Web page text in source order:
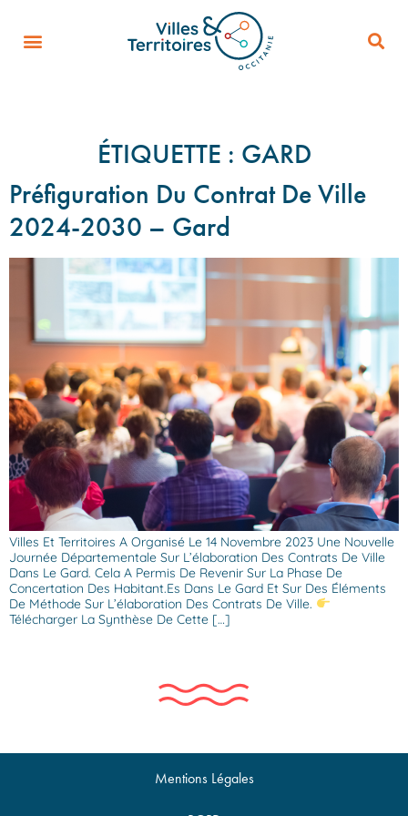
ÉTIQUETTE : GARD
Préfiguration Du Contrat De Ville
2024-2030 – Gard
Villes Et Territoires A Organisé Le 14 Novembre 2023 Une Nouvelle
Journée Départementale Sur L’élaboration Des Contrats De Ville
Dans Le Gard. Cela A Permis De Revenir Sur La Phase De
Concertation Des Habitant.es Dans Le Gard Et Sur Des Éléments
De Méthode Sur L’élaboration Des Contrats De Ville.
Télécharger La Synthèse De Cette […]
Mentions Légales